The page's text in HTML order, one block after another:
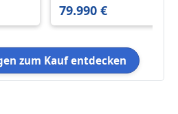
79.990 €
zum Kauf entdecken